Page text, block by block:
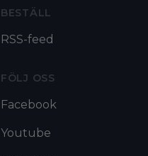
BESTÄLL
RSS-feed
FÖLJ OSS
Facebook
Youtube